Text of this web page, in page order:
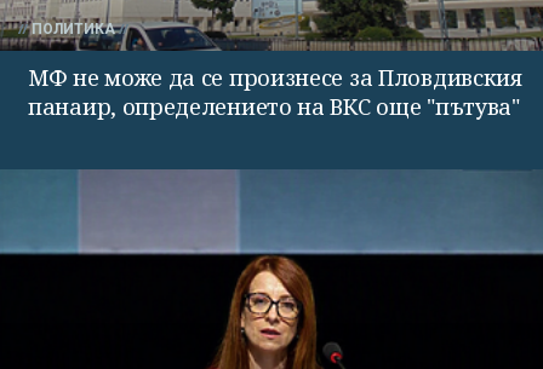
ПОЛИТИКА
МФ не може да се произнесе за Пловдивския
панаир, определението на ВКС още "пътува"